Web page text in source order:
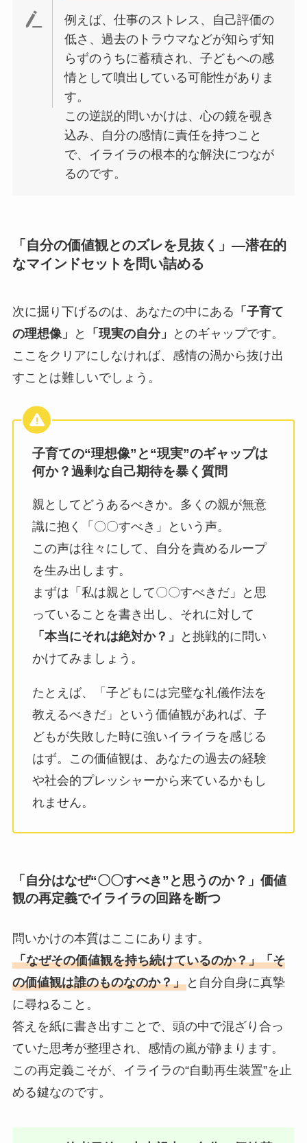
例えば、仕事のストレス、自己評価の
低さ、過去のトラウマなどが知らず知
らずのうちに蓄積され、子どもへの感
情として噴出している可能性がありま
す。
この逆説的問いかけは、心の鏡を覗き
込み、自分の感情に責任を持つこと
で、イライラの根本的な解決につなが
るのです。
「自分の価値観とのズレを見抜く」―潜在的
なマインドセットを問い詰める
次に掘り下げるのは、あなたの中にある 「子育て
の理想像」
と 「現実の自分」
とのギャップです。
ここをクリアにしなければ、感情の渦から抜け出
すことは難しいでしょう。
子育ての“理想像”と“現実”のギャップは
何か？過剰な自己期待を暴く質問
親としてどうあるべきか。多くの親が無意
識に抱く「〇〇すべき」という声。
この声は往々にして、自分を責めるループ
を生み出します。
まずは「私は親として〇〇すべきだ」と思
っていることを書き出し、それに対して
「本当にそれは絶対か？」
と挑戦的に問い
かけてみましょう。
たとえば、「子どもには完璧な礼儀作法を
教えるべきだ」という価値観があれば、子
どもが失敗した時に強いイライラを感じる
はず。この価値観は、あなたの過去の経験
や社会的プレッシャーから来ているかもし
れません。
「自分はなぜ“〇〇すべき”と思うのか？」価値
観の再定義でイライラの回路を断つ
問いかけの本質はここにあります。
「なぜその価値観を持ち続けているのか？」「そ
の価値観は誰のものなのか？」と自分自身に真摯
に尋ねること。
答えを紙に書き出すことで、頭の中で混ざり合っ
ていた思考が整理され、感情の嵐が静まります。
この再定義こそが、イライラの“自動再生装置”を止
める鍵なのです。